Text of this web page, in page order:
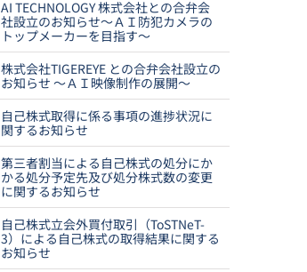
AI TECHNOLOGY 株式会社との合弁会
社設立のお知らせ～ＡＩ防犯カメラの
トップメーカーを目指す～
株式会社TIGEREYE との合弁会社設立の
お知らせ ～ＡＩ映像制作の展開～
自己株式取得に係る事項の進捗状況に
関するお知らせ
第三者割当による自己株式の処分にか
かる処分予定先及び処分株式数の変更
に関するお知らせ
自己株式立会外買付取引（ToSTNeT-
3）による自己株式の取得結果に関する
お知らせ